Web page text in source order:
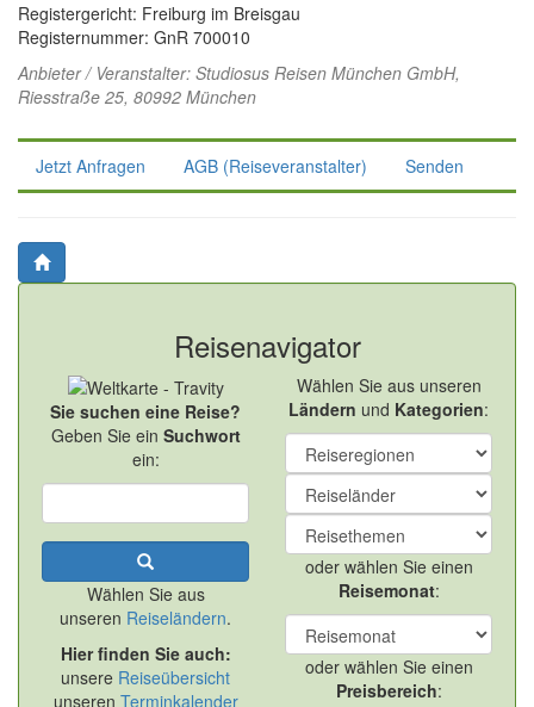
Registergericht: Freiburg im Breisgau
Registernummer: GnR 700010
Anbieter / Veranstalter: Studiosus Reisen München GmbH,
Riesstraße 25, 80992 München
Jetzt Anfragen AGB (Reiseveranstalter) Senden
Reisenavigator
Sie suchen eine Reise?
Geben Sie ein Suchwort
ein:
Wählen Sie aus
unseren Reiseländern.
Hier finden Sie auch:
unsere Reiseübersicht
unseren Terminkalender
Wählen Sie aus unseren
Ländern und Kategorien:
oder wählen Sie einen
Reisemonat:
oder wählen Sie einen
Preisbereich: